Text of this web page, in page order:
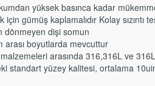
yüksek basınca kadar
için gümüş kaplamalıdır Kolay sızıntı
dönmeyen dişi somun
arası boyutlarda mevcuttur
malzemeleri arasında 316,316L ve
standart yüzey kalitesi, ortalama